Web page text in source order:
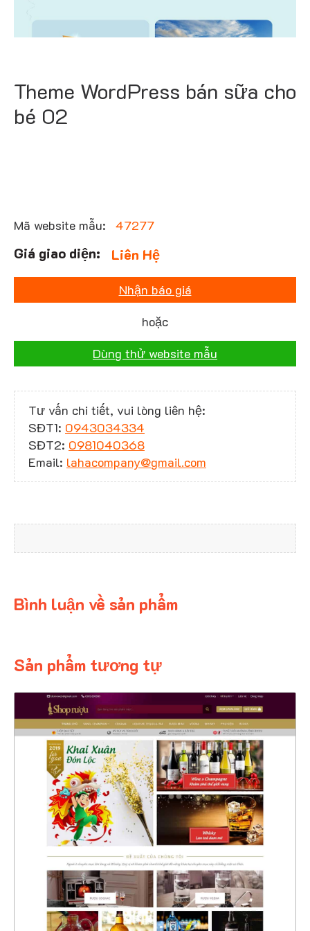
Theme WordPress bán sữa cho
bé 02
Mã website mẫu: 47277
Liên Hệ
Nhận báo giá
hoặc
Dùng thử website mẫu
Tư vấn chi tiết, vui lòng liên hệ:
SĐT1: 0943034334
SĐT2: 0981040368
Email: lahacompany@gmail.com
Bình luận về sản phẩm
Sản phẩm tương tự
4373
CHI TIẾT